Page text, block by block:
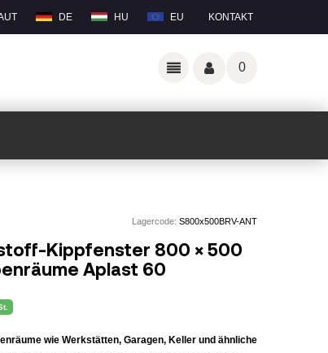
DE HU EU KONTAKT
0
Lagercode: S800x500BRV-ANT
Kippfenster 800 × 500
Aplast 60
wie Werkstätten, Garagen, Keller und ähnliche